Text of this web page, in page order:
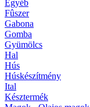
Egyéb
Fûszer
Gabona
Gomba
Gyümölcs
Hal
Hús
Húskészítmény
Ital
Késztermék